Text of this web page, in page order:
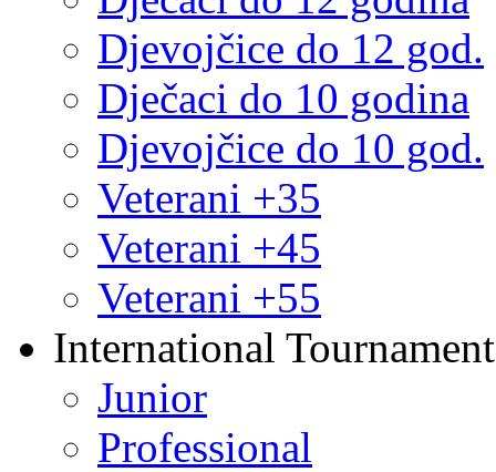
Djevojčice do 12 god.
Dječaci do 10 godina
Djevojčice do 10 god.
Veterani +35
Veterani +45
Veterani +55
International
Junior
Professional